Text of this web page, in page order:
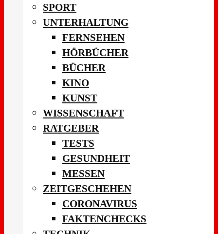
SPORT
UNTERHALTUNG
FERNSEHEN
HÖRBÜCHER
BÜCHER
KINO
KUNST
WISSENSCHAFT
RATGEBER
TESTS
GESUNDHEIT
MESSEN
ZEITGESCHEHEN
CORONAVIRUS
FAKTENCHECKS